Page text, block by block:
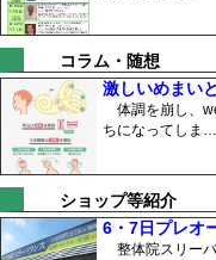
コラム・随想
激しいめまい
体調を崩し、
ちになってしま…
ショップ等紹介
6・7日プレオ
整体院スリー